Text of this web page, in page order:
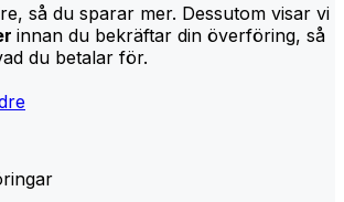
så du sparar mer. Dessutom visar vi
innan du bekräftar din överföring, så
du betalar för.